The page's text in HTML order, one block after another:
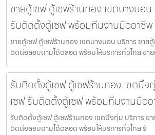
ขายตู้เซฟ ตู้เซฟร้านทอง เขตบางบอ
รับติดตั้งตู้เซฟ พร้อมทีมงานมืออาชีพ
ขายตู้เซฟ ตู้เซฟร้านทอง เขตบางบอน บริการ ขาย
ติดต่อสอบถามได้ตลอด พร้อมให้บริการทั่วไทย ขา
รับติดตั้งตู้เซฟ ตู้เซฟร้านทอง เขตบึง
เซฟ รับติดตั้งตู้เซฟ พร้อมทีมงานมือ
รับติดตั้งตู้เซฟ ตู้เซฟร้านทอง เขตบึงกุ่ม บริการ ข
ติดต่อสอบถามได้ตลอด พร้อมให้บริการทั่วไทย รั